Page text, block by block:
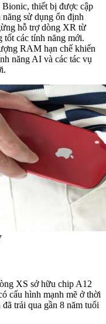
thiết bị được cập
sử dụng ổn định
hỗ trợ dòng XR từ
tốt các tính năng mới.
RAM hạn chế khiến
năng AI và các tác vụ
XS sở hữu chip A12
cấu hình mạnh mẽ ở thời
trải qua gần 8 năm tuổi